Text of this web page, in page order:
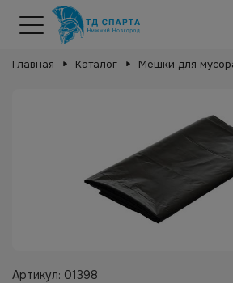
Главная Каталог Мешки для
Артикул: 01398